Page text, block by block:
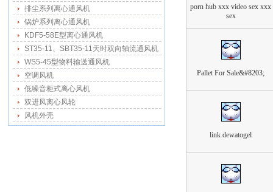
排尘系列离心通风机
锅炉系列离心通风机
KDF5-58E型离心通风机
ST35-11、SBT35-11天时双向轴流通风机
WS5-45型物料输送通风机
空调风机
低噪音柜式离心风机
双进风离心风轮
风机外壳
porn hub xxx video sex xxx
sex
Pallet For Sale&#8203;
link dewatogel